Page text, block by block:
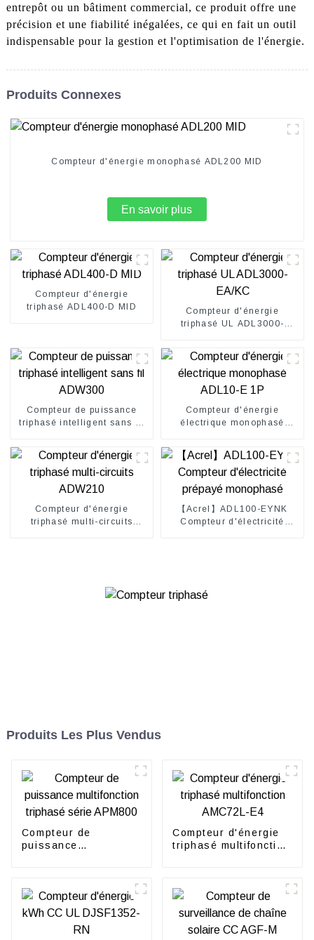
entrepôt ou un bâtiment commercial, ce produit offre une
précision et une fiabilité inégalées, ce qui en fait un outil
indispensable pour la gestion et l'optimisation de l'énergie.
Produits Connexes
Compteur d'énergie monophasé ADL200 MID
En savoir plus
Compteur d'énergie
triphasé ADL400-D MID
Compteur d'énergie
triphasé UL ADL3000-
Compteur de puissance
triphasé intelligent sans fil
Compteur d'énergie
électrique monophasé
Compteur d'énergie
triphasé multi-circuits
【Acrel】ADL100-EYNK
Compteur d'électricité
Produits Les Plus Vendus
Compteur de
puissance
Compteur d'énergie
triphasé multifonction